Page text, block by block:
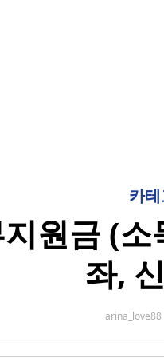
카
원금 (
좌,
arina_love88